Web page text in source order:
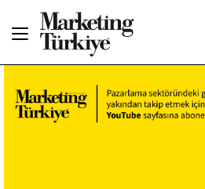
Haberler